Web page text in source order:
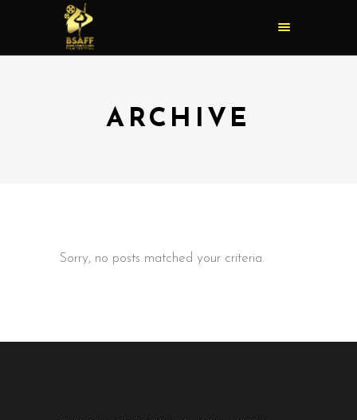
ARCHIVE
Sorry, no posts matched your criteria.